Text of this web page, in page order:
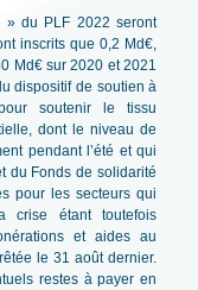
» du PLF 2022 seront
inscrits que 0,2 Md€,
Md€ sur 2020 et 2021
dispositif de soutien à
soutenir le tissu
dont le niveau de
pendant l’été et qui
du Fonds de solidarité
pour les secteurs qui
crise étant toutefois
et aides au
le 31 août dernier.
restes à payer en